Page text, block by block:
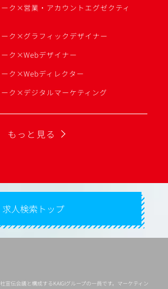
ク×営業・アカウントエグゼクティ
ク×グラフィックデザイナー
ク×Webデザイナー
ク×Webディレクター
ク×デジタルマーケティング
もっと見る
求人検索トップ
宣伝会議と構成するKAIGIグループの一員です。マーケティン